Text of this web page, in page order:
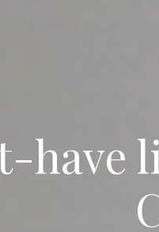
have